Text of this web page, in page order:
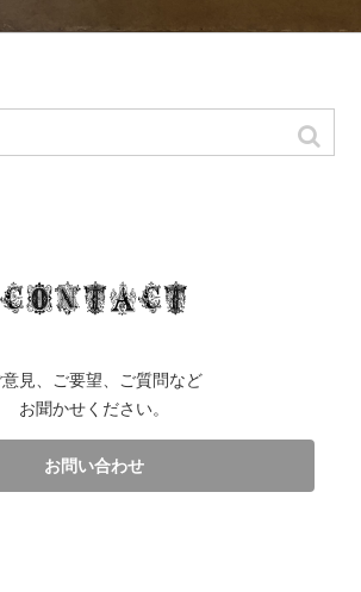
意見、ご要望、ご質問など
お聞かせください。
お問い合わせ